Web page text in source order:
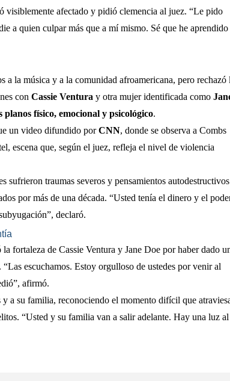
visiblemente afectado y pidió clemencia al juez. “Le pido
a quien culpar más que a mí mismo. Sé que he aprendido
a la música y a la comunidad afroamericana, pero rechazó
con Cassie Ventura y otra mujer identificada como
planos físico, emocional y psicológico.
un video difundido porCNN, donde se observa a Combs
escena que, según el juez, refleja el nivel de violencia
sufrieron traumas severos y pensamientos autodestructivos
por más de una década. “Usted tenía el dinero y el
declaró.
fortaleza de Cassie Ventura y Jane Doe por haber dado
escuchamos. Estoy orgulloso de ustedes por venir al
afirmó.
a su familia, reconociendo el momento difícil que
“Usted y su familia van a salir adelante. Hay una luz al